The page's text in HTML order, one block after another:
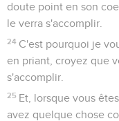
doute point en son
le verra s'accomplir.
24 C'est pourquoi je
en priant, croyez que
s'accomplir.
25 Et, lorsque vous
avez quelque chose